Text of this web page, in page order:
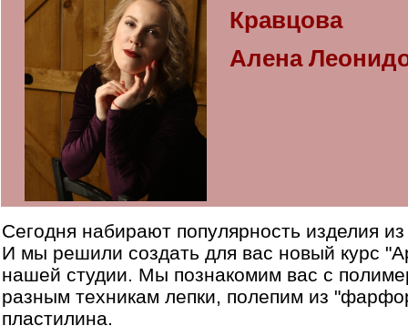
Кравцова
Алена
Сегодня набирают популярность изделия
И мы решили создать для вас новый курс
нашей студии. Мы познакомим вас с
разным техникам лепки, полепим из
пластилина.